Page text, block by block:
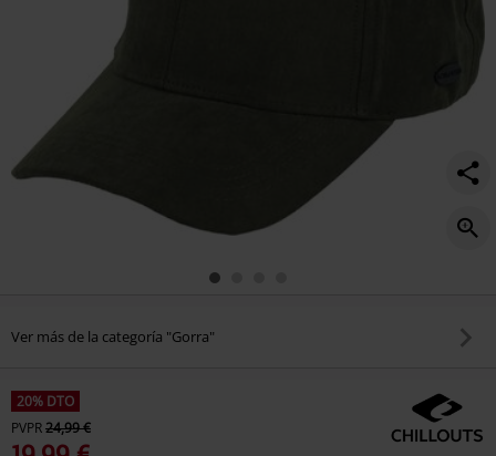
Ver más de la categoría "Gorra"
20% DTO
PVPR24,99 €